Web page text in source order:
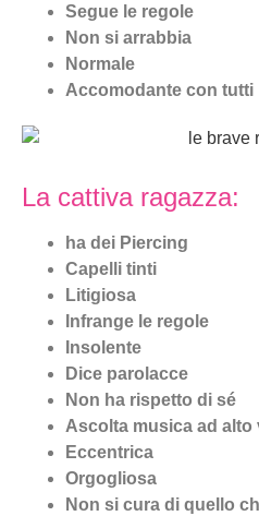
Segue le regole
Non si arrabbia
Normale
Accomodante con tutti
La cattiva ragazza:
ha dei Piercing
Capelli tinti
Litigiosa
Infrange le regole
Insolente
Dice parolacce
Non ha rispetto di sé
Ascolta musica ad alto
Eccentrica
Orgogliosa
Non si cura di quello